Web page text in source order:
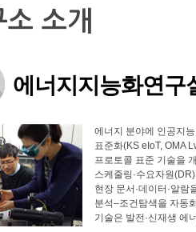
소 소개
에너지지능화연구
에너지 분야에 인공지
표준화(KS eIoT, OMA
프로토콜 표준 기술을
스케줄링·수요자원
현장 문서·데이터·알
분석–조건탐색을 자동
기술은 발전·신재생 에